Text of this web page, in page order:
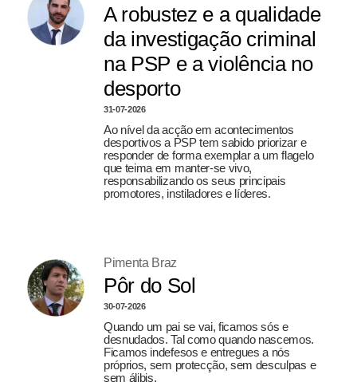
A robustez e a qualidade
da investigação criminal
na PSP e a violência no
desporto
31-07-2026
Ao nível da acção em acontecimentos
desportivos a PSP tem sabido priorizar e
responder de forma exemplar a um flagelo
que teima em manter-se vivo,
responsabilizando os seus principais
promotores, instiladores e líderes.
Pimenta Braz
Pôr do Sol
30-07-2026
Quando um pai se vai, ficamos sós e
desnudados. Tal como quando nascemos.
Ficamos indefesos e entregues a nós
próprios, sem protecção, sem desculpas e
sem álibis.